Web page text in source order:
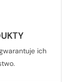
ich